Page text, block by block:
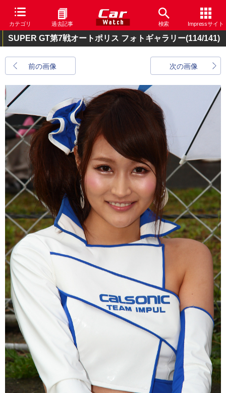
カテゴリ 過去記事 検索 Impressサイト
SUPER GT第7戦オートポリス フォトギャラリー(114/141)
前の画像 次の画像